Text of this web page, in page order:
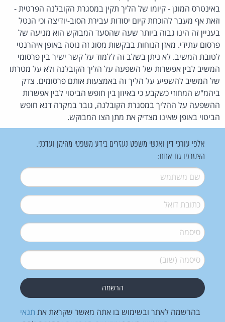
באינטרס המוגן - קיומו של הליך תקין במסגרת הקובלנה הפרטית -
וזאת אף מעבר להוכחת קיום יסודות עבירת הסוב-יודיצה וכי הנטל
בעניין זה הינו גבוה ביותר שעה שהסעד המבוקש הוא מניעה של
פרסום עתידי. מאזן הנוחות בבקשות מסוג זה נוטה באופן איהרנטי
לטובת המשיב. לא ניתן בשלב זה ללמוד על קשר ישיר בין פרסומי
המשיב לבין אפשרות של השפעה על הליך הקובלנה ולא על מטרתו
של המשיב להשפיע על הליך זה באמצעות אותם פרסומים. צדק
ביהמ"ש המחוזי כשקבע כי באיזון בין חופש הביטוי לבין אפשרות
ההשפעה על ההליך במסגרת הקובלנה, גובר במקרה דנא חופש
הביטוי באופן שאינו מצדיק את מתן הצו המבוקש.
אלפי עורכי דין ואנשי משפט נעזרים בידע משפטי מהימן ועדכני.
הצטרפו גם אתם:
שם משתמש*
דואל*
סיסמה*
סיסמה (שוב)*
בהרשמה לאתר ובשימוש בו אתה מאשר שקראת את תנאי